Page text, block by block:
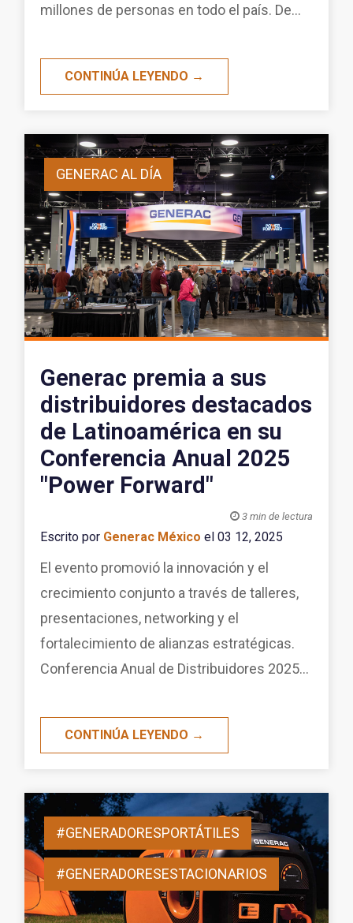
millones de personas en todo el país. De...
CONTINÚA LEYENDO →
GENERAC AL DÍA
Generac premia a sus
distribuidores destacados
de Latinoamérica en su
Conferencia Anual 2025
"Power Forward"
 3 min de lectura
Escrito por Generac México el 03 12, 2025
El evento promovió la innovación y el
crecimiento conjunto a través de talleres,
presentaciones, networking y el
fortalecimiento de alianzas estratégicas.
Conferencia Anual de Distribuidores 2025...
CONTINÚA LEYENDO →
#GENERADORESPORTÁTILES
#GENERADORESESTACIONARIOS